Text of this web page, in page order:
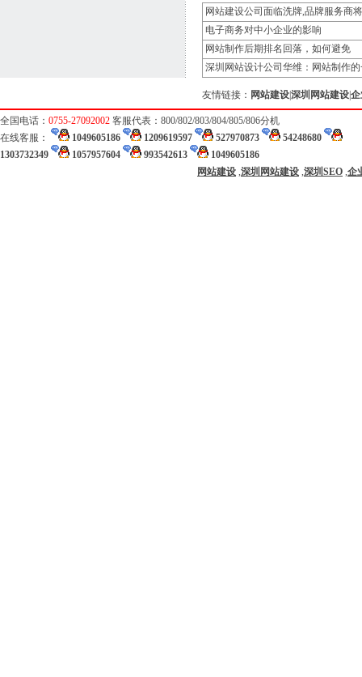
网站建设公司面临洗牌,品牌服务商
电子商务对中小企业的影响
网站制作后期排名回落，如何避免
深圳网站设计公司华维：网站制作
友情链接： 网站建设深圳网站建设
全国电话： 0755-27092002 客服代表：800/802/803/804/805/806分机
在线客服：
1049605186 1209619597 527970873
54248680
1303732349
1057957604 993542613
1049605186
网站建设 ,深圳网站建设 ,深圳SEO ,企